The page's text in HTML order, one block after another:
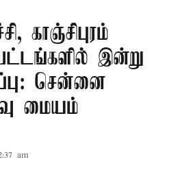
காஞ்சிபுரம்
இன்று
சென்னை
மையம்
am